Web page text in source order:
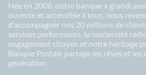
Née en 2006, notre banque a grandi
ouverte et accessible à tous, nous
d’accompagner nos 20 millions de
services performants, la modernité
engagement citoyen et notre héritage
Banque Postale partage les rêves et les
génération.